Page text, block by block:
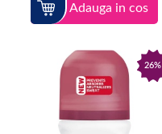
Adauga in cos
26%